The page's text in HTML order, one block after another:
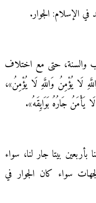
الإسلام: الجوار.
والسنة، حتى مع اختلاف
لَا يُؤْمِنُ وَاللَّهِ لَا يُؤْمِنُ»،
يَأْمَنُ جَارُهُ بَوَايِقَهُ».
بيتا جار لنا، سواء
سواء كان الجوار في